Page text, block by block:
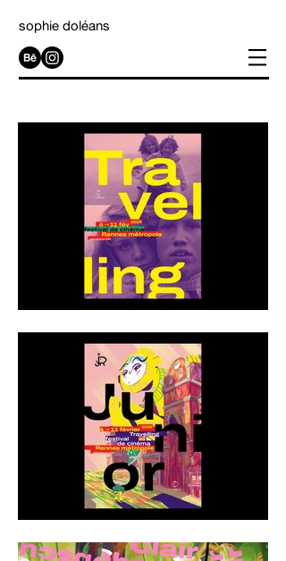
sophie doléans